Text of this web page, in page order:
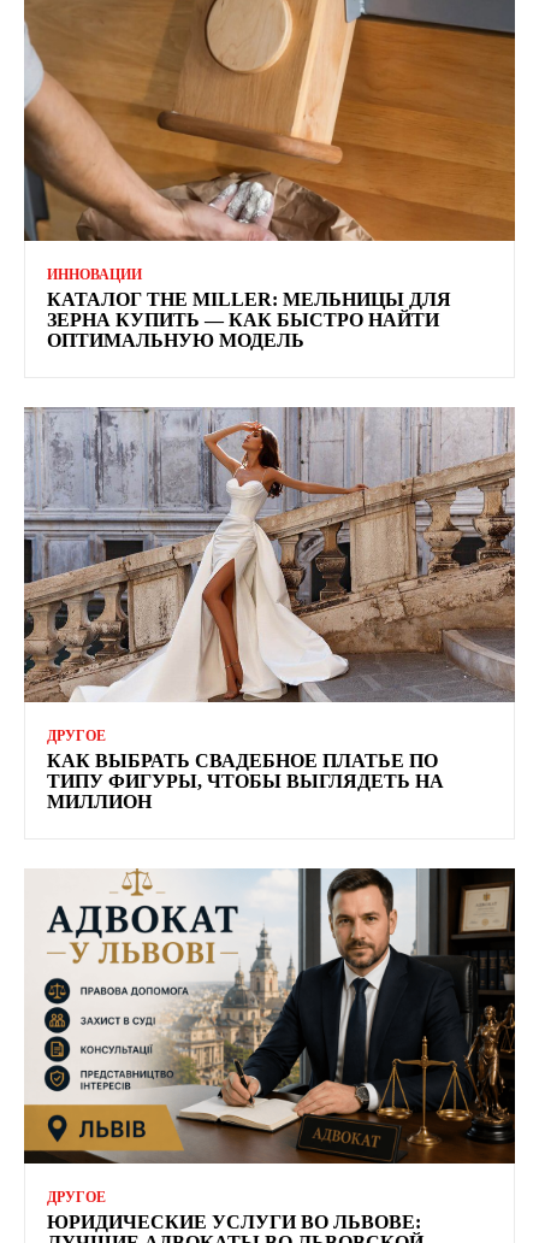
ИННОВАЦИИ
КАТАЛОГ THE MILLER: МЕЛЬНИЦЫ ДЛЯ
ЗЕРНА КУПИТЬ — КАК БЫСТРО НАЙТИ
ОПТИМАЛЬНУЮ МОДЕЛЬ
ДРУГОЕ
КАК ВЫБРАТЬ СВАДЕБНОЕ ПЛАТЬЕ ПО
ТИПУ ФИГУРЫ, ЧТОБЫ ВЫГЛЯДЕТЬ НА
МИЛЛИОН
ДРУГОЕ
ЮРИДИЧЕСКИЕ УСЛУГИ ВО ЛЬВОВЕ: